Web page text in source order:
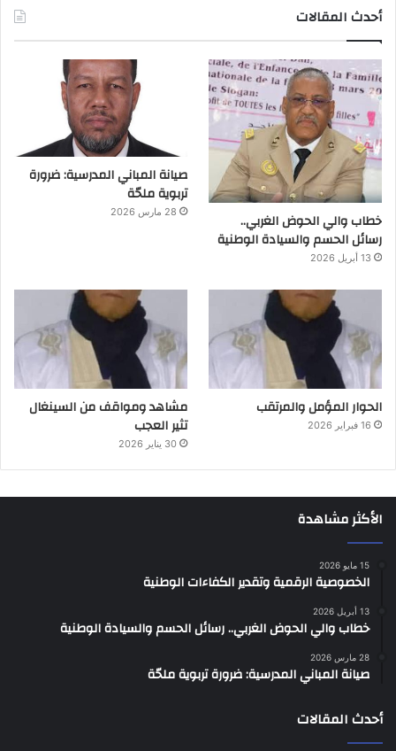
أحدث المقالات
خطاب والي الحوض الغربي..
رسائل الحسم والسيادة الوطنية
13 أبريل 2026
صيانة المباني المدرسية: ضرورة
تربوية ملحّة
28 مارس 2026
الحوار المؤمل والمرتقب
16 فبراير 2026
مشاهد ومواقف من السينغال
تثير العجب
30 يناير 2026
الأكثر مشاهدة
15 مايو 2026
الخصوصية الرقمية وتقدير الكفاءات الوطنية
13 أبريل 2026
خطاب والي الحوض الغربي.. رسائل الحسم والسيادة الوطنية
28 مارس 2026
صيانة المباني المدرسية: ضرورة تربوية ملحّة
أحدث المقالات